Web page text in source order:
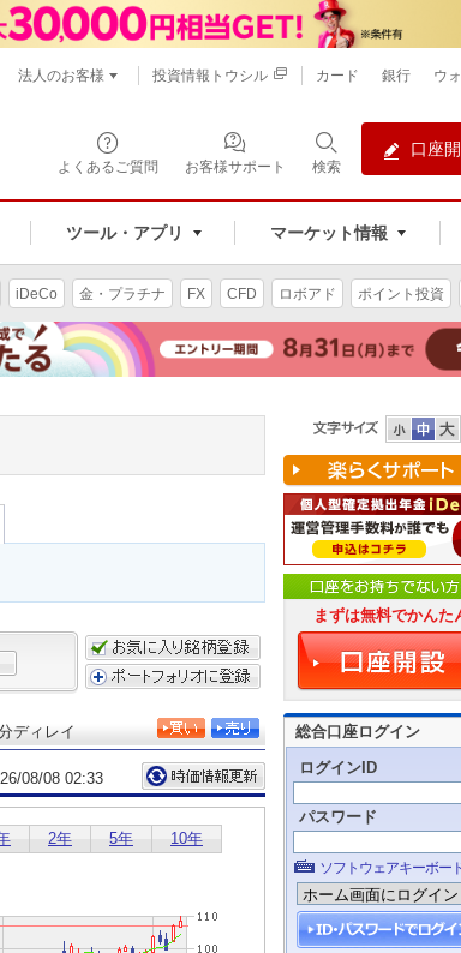
よくあるご質問 お客様サポート 検索
口座
ツール・アプリ マーケット情報
法人のお客様 投資情報トウシル カード 銀行 ウ
iDeCo 金・プラチナ FX CFD ロボアド ポイント投資
まずは無料でかんた
総合口座ログイン
ログインID
パスワード
ソフトウェアキーボー